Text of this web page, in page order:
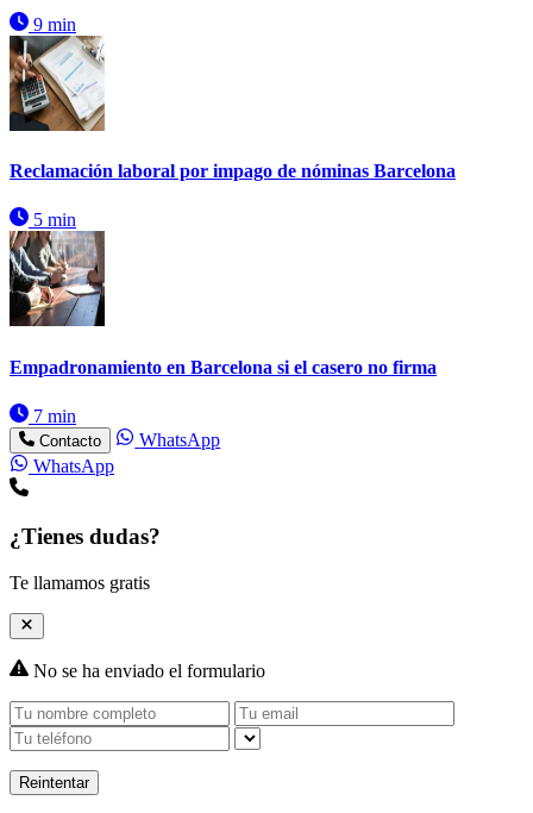
9 min
Reclamación laboral por impago de nóminas Barcelona
5 min
Empadronamiento en Barcelona si el casero no firma
7 min
Contacto
WhatsApp
WhatsApp
¿Tienes dudas?
Te llamamos gratis
No se ha enviado el formulario
Reintentar